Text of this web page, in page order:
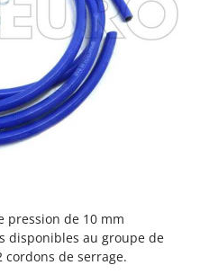
pression de 10 mm
disponibles au groupe de
de serrage.